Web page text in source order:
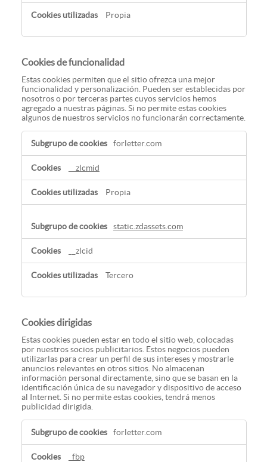
Propia
Cookies de funcionalidad
Estas cookies permiten que el sitio ofrezca una mejor
funcionalidad y personalización. Pueden ser establecidas por
nosotros o por terceras partes cuyos servicios hemos
agregado a nuestras páginas. Si no permite estas cookies
algunos de nuestros servicios no funcionarán correctamente.
Cookies
de
funcionalidad
forletter.com
__zlcmid
Propia
static.zdassets.com
__zlcid
Tercero
Cookies dirigidas
Estas cookies pueden estar en todo el sitio web, colocadas
por nuestros socios publicitarios. Estos negocios pueden
utilizarlas para crear un perfil de sus intereses y mostrarle
anuncios relevantes en otros sitios. No almacenan
información personal directamente, sino que se basan en la
identificación única de su navegador y dispositivo de acceso
al Internet. Si no permite estas cookies, tendrá menos
publicidad dirigida.
Cookies
dirigidas
forletter.com
_fbp